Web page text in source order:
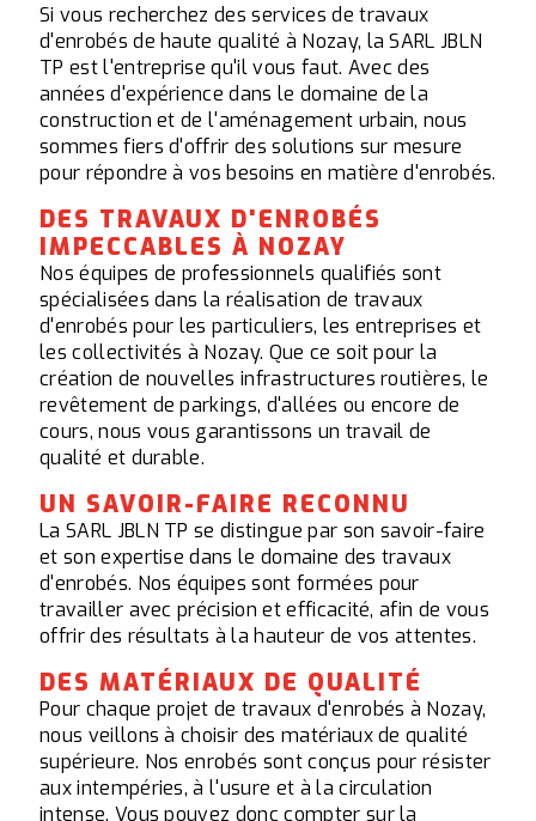
Si vous recherchez des services de travaux
d'enrobés de haute qualité à Nozay, la SARL JBLN
TP est l'entreprise qu'il vous faut. Avec des
années d'expérience dans le domaine de la
construction et de l'aménagement urbain, nous
sommes fiers d'offrir des solutions sur mesure
pour répondre à vos besoins en matière d'enrobés.
DES TRAVAUX D'ENROBÉS
IMPECCABLES À NOZAY
Nos équipes de professionnels qualifiés sont
spécialisées dans la réalisation de travaux
d'enrobés pour les particuliers, les entreprises et
les collectivités à Nozay. Que ce soit pour la
création de nouvelles infrastructures routières, le
revêtement de parkings, d'allées ou encore de
cours, nous vous garantissons un travail de
qualité et durable.
UN SAVOIR-FAIRE RECONNU
La SARL JBLN TP se distingue par son savoir-faire
et son expertise dans le domaine des travaux
d'enrobés. Nos équipes sont formées pour
travailler avec précision et efficacité, afin de vous
offrir des résultats à la hauteur de vos attentes.
DES MATÉRIAUX DE QUALITÉ
Pour chaque projet de travaux d'enrobés à Nozay,
nous veillons à choisir des matériaux de qualité
supérieure. Nos enrobés sont conçus pour résister
aux intempéries, à l'usure et à la circulation
intense. Vous pouvez donc compter sur la